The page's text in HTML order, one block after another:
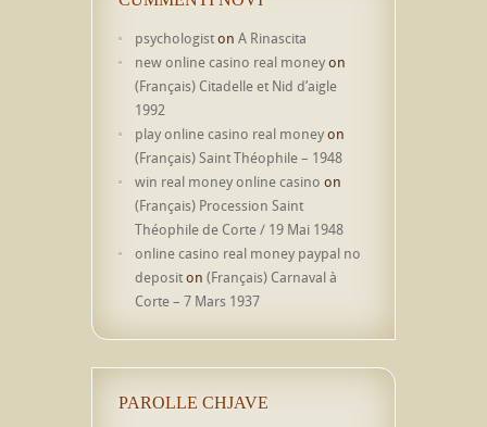
psychologiston A Rinascita
new online casino real moneyon
(Français) Citadelle et Nid d’aigle
1992
play online casino real moneyon
(Français) Saint Théophile – 1948
win real money online casino on
(Français) Procession Saint
Théophile de Corte / 19 Mai 1948
online casino real money paypal no
depositon (Français) Carnaval à
Corte – 7 Mars 1937
PAROLLE CHJAVE